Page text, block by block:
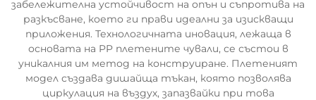
забележителна устойчивост на опън и съпротива на
разкъсване, което ги прави идеални за изискващи
приложения. Технологичната иновация, лежаща в
основата на PP плетените чували, се състои в
уникалния им метод на конструиране. Плетеният
модел създава дишайща тъкан, която позволява
циркулация на въздух, запазвайки при това